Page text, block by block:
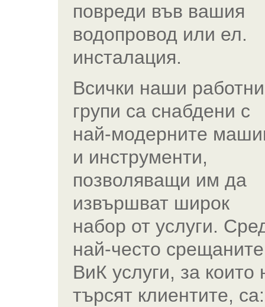
повреди във вашия
водопровод или ел.
инсталация.
Всички наши работни
групи са снабдени с
най-модерните
и инструменти,
позволяващи им да
извършват широк
набор от услуги.
най-често срещаните
ВиК услуги, за които
търсят клиентите, са: